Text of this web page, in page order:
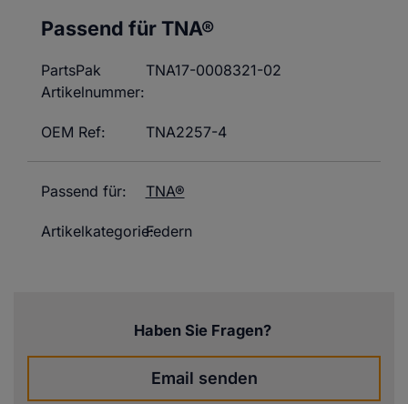
Passend für TNA®
PartsPak
Artikelnummer:
TNA17-0008321-02
OEM Ref: TNA2257-4
Passend für: TNA®
Artikelkategorie:Federn
Haben Sie Fragen?
Email senden